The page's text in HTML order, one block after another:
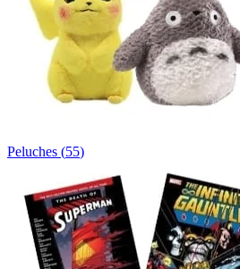
Peluches (55)